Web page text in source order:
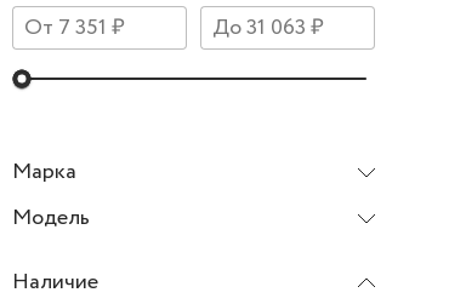
Марка
Модель
Наличие